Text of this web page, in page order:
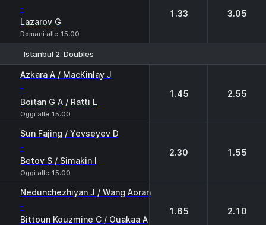
-
Lazarov G
Domani alle 15:00
1.33 3.05
Istanbul 2. Doubles
Azkara A / MacKinlay J
-
Boitan G A / Ratti L
Oggi alle 15:00
1.45 2.55
Sun Fajing / Yevseyev D
-
Betov S / Simakin I
Oggi alle 15:00
2.30 1.55
Nedunchezhiyan J / Wang Aoran
-
Bittoun Kouzmine C / Ouakaa A
1.65 2.10